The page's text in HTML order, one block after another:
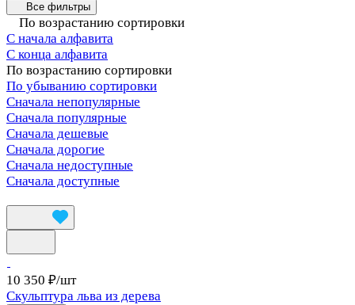
Все фильтры
По возрастанию сортировки
С начала алфавита
С конца алфавита
По возрастанию сортировки
По убыванию сортировки
Сначала непопулярные
Сначала популярные
Сначала дешевые
Сначала дорогие
Сначала недоступные
Сначала доступные
10 350 ₽/шт
Скульптура льва из дерева